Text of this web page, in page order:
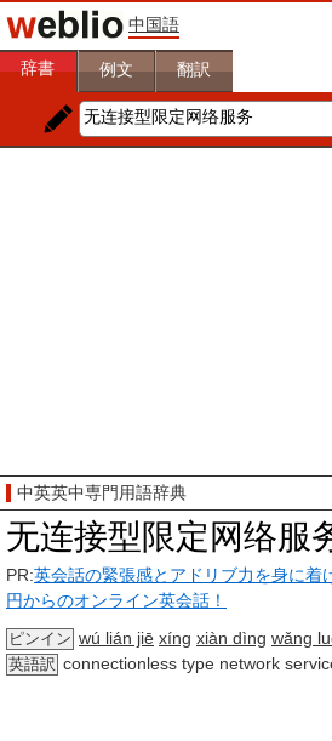
中国語
辞書 例文 翻訳
中英英中専門用語辞典
无连接型限定网络服
PR:英会話の緊張感とアドリブ力を身に着
円からのオンライン英会話！
ピンイン wú lián jiē xíng xiàn dìng wǎng
英語訳 connectionless type network